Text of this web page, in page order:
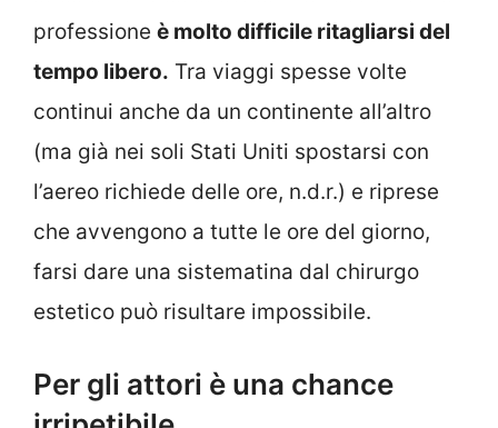
professione è molto difficile ritagliarsi del
tempo libero. Tra viaggi spesse volte
continui anche da un continente all’altro
(ma già nei soli Stati Uniti spostarsi con
l’aereo richiede delle ore, n.d.r.) e riprese
che avvengono a tutte le ore del giorno,
farsi dare una sistematina dal chirurgo
estetico può risultare impossibile.
Per gli attori è una chance